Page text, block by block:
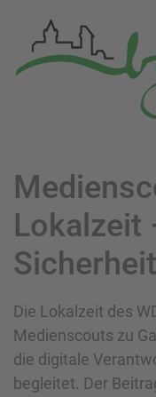
Lokalzeit
Die Lokalzeit des
Medienscouts zu
die digitale
begleitet. Der